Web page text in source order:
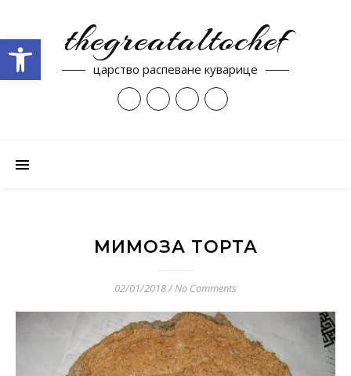
thegreataltochef
царство распеване куварице
МИМОЗА ТОРТА
02/01/2018/No Comments
Open toolbar